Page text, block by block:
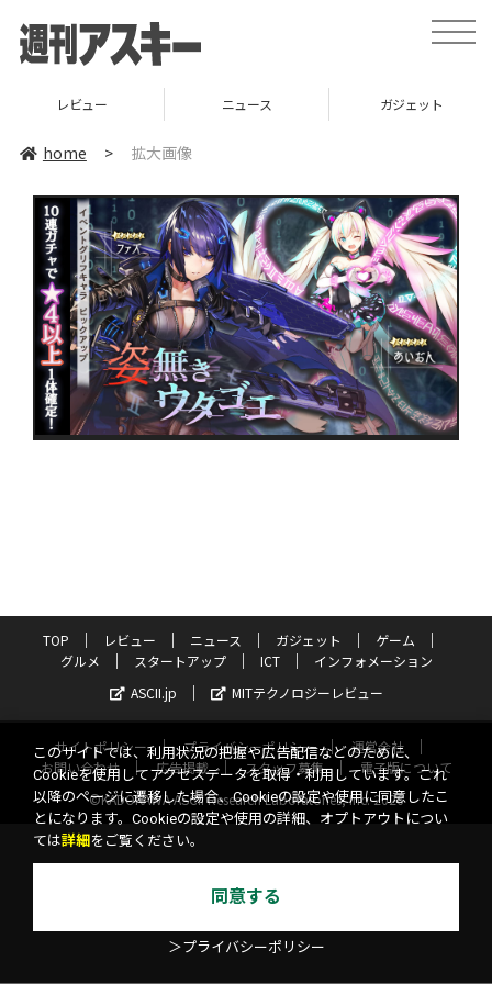
toggle
レビュー ニュース ガジェット
home > 拡大画像
TOP レビュー ニュース ガジェット
ゲーム
グルメ
スタートアップ ICT
インフォメーション
ASCII.jp
MITテクノロジーレビュー
サイトポリシー プライバシーポリシー
運営会社
お問い合わせ
広告掲載 スタッフ募集
電子版について
©KADOKAWA ASCII Research Laboratories, Inc. 2026
このサイトでは、利用状況の把握や広告配信などのために、
Cookieを使用してアクセスデータを取得・利用しています。これ
以降のページに遷移した場合、Cookieの設定や使用に同意したこ
とになります。Cookieの設定や使用の詳細、オプトアウトについ
ては詳細 をご覧ください。
同意する
＞プライバシーポリシー